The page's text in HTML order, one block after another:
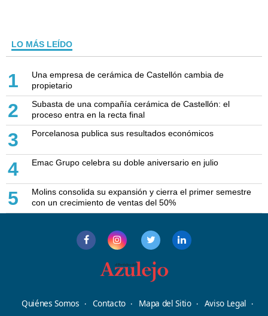
LO MÁS LEÍDO
1
Una empresa de cerámica de Castellón cambia de
propietario
2
Subasta de una compañía cerámica de Castellón: el
proceso entra en la recta final
3 Porcelanosa publica sus resultados económicos
4 Emac Grupo celebra su doble aniversario en julio
5
Molins consolida su expansión y cierra el primer semestre
con un crecimiento de ventas del 50%
Quiénes Somos Contacto Mapa del Sitio
Aviso Legal